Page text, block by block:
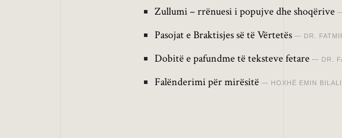
Zullumi – rrënuesi i popujve dhe shoqërive
Pasojat e Braktisjes së të Vërtetës DR.
Dobitë e pafundme të teksteve fetare DR.
Falënderimi për mirësitë HOXHË EMIN BILALI